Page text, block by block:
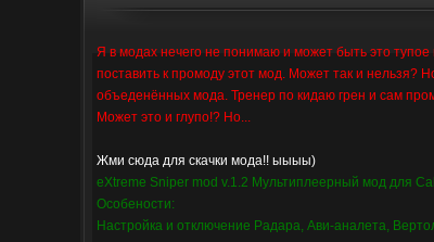
Я в модах нечего не понимаю и может быть это
поставить к промоду этот мод. Может так и нельзя?
объеденённых мода. Тренер по кидаю грен и сам
Может это и глупо!? Но...
Жми сюда для скачки мода!! ыыыы)
eXtreme Sniper mod v.1.2 Мультиплеерный мод для
Особености:
Настройка и отключение Радара, Ави-аналета,